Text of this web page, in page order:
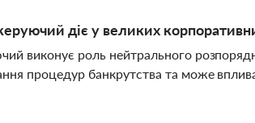
діє у великих
виконує роль нейтрального
процедур банкрутства та може